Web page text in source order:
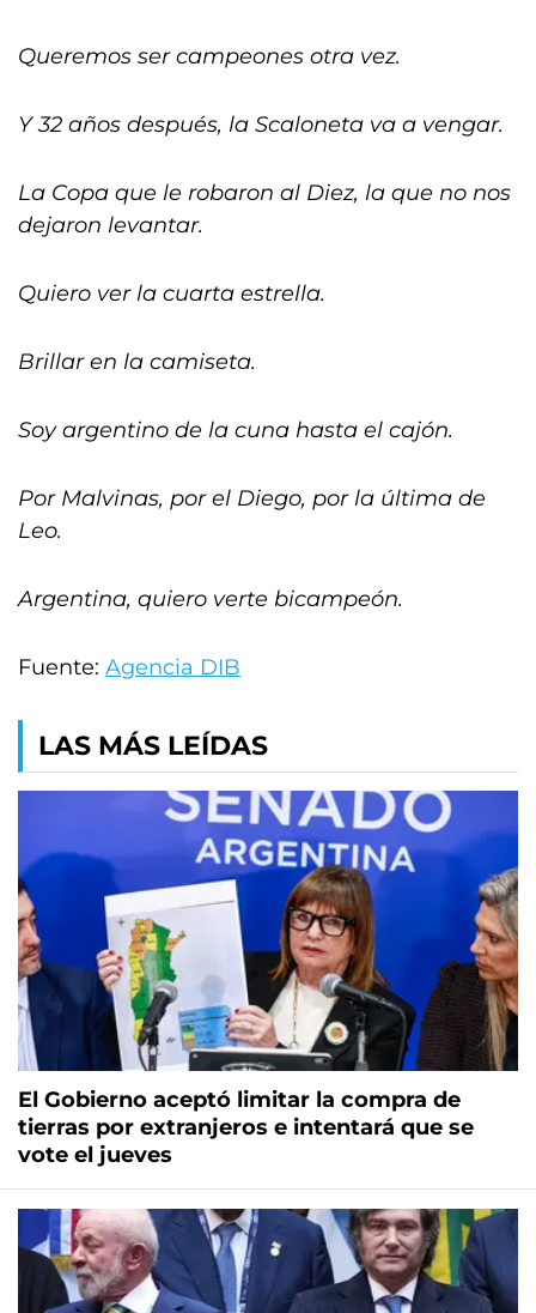
Queremos ser campeones otra vez.
Y 32 años después, la Scaloneta va a vengar.
La Copa que le robaron al Diez, la que no nos
dejaron levantar.
Quiero ver la cuarta estrella.
Brillar en la camiseta.
Soy argentino de la cuna hasta el cajón.
Por Malvinas, por el Diego, por la última de
Leo.
Argentina, quiero verte bicampeón.
Fuente: Agencia DIB
LAS MÁS LEÍDAS
El Gobierno aceptó limitar la compra de
tierras por extranjeros e intentará que se
vote el jueves